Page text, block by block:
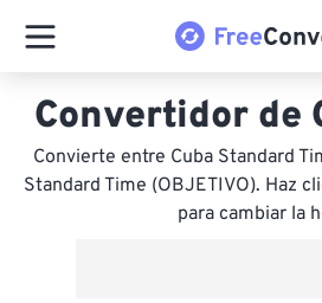
Convertidor de
Convierte entre Cuba Standard
Standard Time (OBJETIVO). Haz
para cambiar la